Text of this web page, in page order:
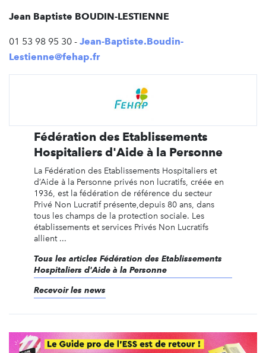
Jean Baptiste BOUDIN-LESTIENNE
01 53 98 95 30 - Jean-Baptiste.Boudin-
Lestienne@fehap.fr
Fédération des Etablissements
Hospitaliers d'Aide à la Personne
La Fédération des Etablissements Hospitaliers et
d’Aide à la Personne privés non lucratifs, créée en
1936, est la fédération de référence du secteur
Privé Non Lucratif présente,depuis 80 ans, dans
tous les champs de la protection sociale. Les
établissements et services Privés Non Lucratifs
allient ...
Tous les articles Fédération des Etablissements
Hospitaliers d'Aide à la Personne
Recevoir les news